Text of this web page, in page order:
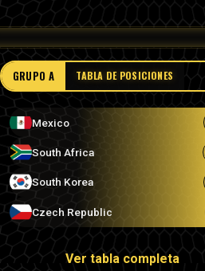
GRUPO A TABLA DE POSICIONES
Mexico
South Africa
South Korea
Czech Republic
Ver tabla completa